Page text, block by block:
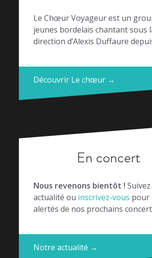
Le Chœur Voyageur est un
jeunes bordelais chantant sous
direction d’Alexis Duffaure
Découvrir Le chœur →
En concert
Nous revenons bientôt !
actualité ou inscrivez-vous pour
alertés de nos prochains
Notre actualité →